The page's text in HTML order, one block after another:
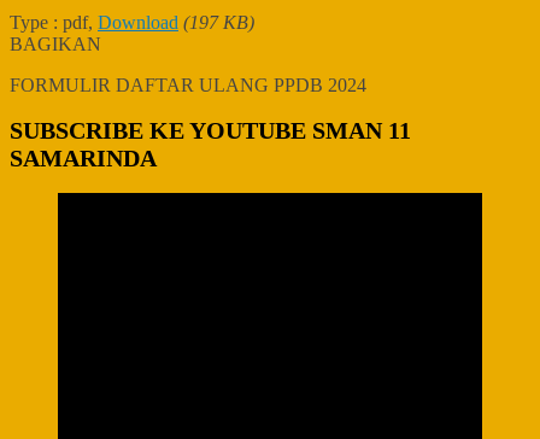
Type : pdf, Download (197 KB)
BAGIKAN
FORMULIR DAFTAR ULANG PPDB 2024
SUBSCRIBE KE YOUTUBE SMAN 11
SAMARINDA